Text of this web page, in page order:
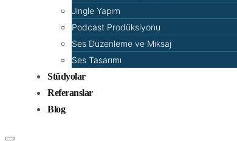
Jingle Yapım
Podcast Prodüksiyonu
Ses Düzenleme ve Miksaj
Ses Tasarımı
Stüdyolar
Referanslar
Blog